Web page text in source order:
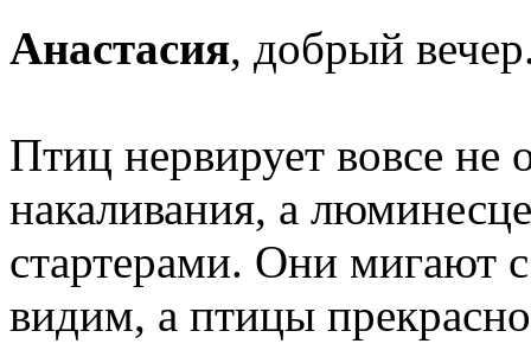
Анастасия, добрый
Птиц нервирует вовсе
накаливания, а
стартерами. Они мигают
видим, а птицы